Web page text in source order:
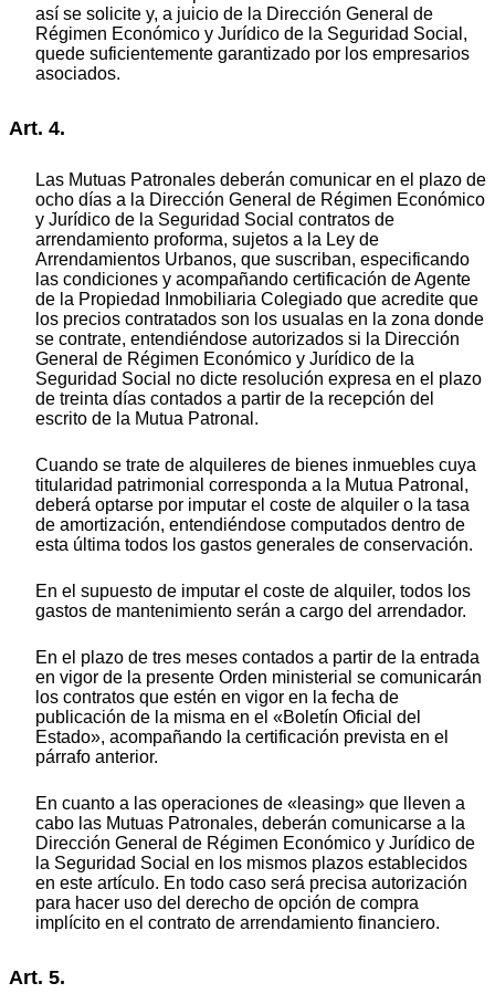
así se solicite y, a juicio de la Dirección General de
Régimen Económico y Jurídico de la Seguridad Social,
quede suficientemente garantizado por los empresarios
asociados.
Art. 4.
Las Mutuas Patronales deberán comunicar en el plazo de
ocho días a la Dirección General de Régimen Económico
y Jurídico de la Seguridad Social contratos de
arrendamiento proforma, sujetos a la Ley de
Arrendamientos Urbanos, que suscriban, especificando
las condiciones y acompañando certificación de Agente
de la Propiedad Inmobiliaria Colegiado que acredite que
los precios contratados son los usualas en la zona donde
se contrate, entendiéndose autorizados si la Dirección
General de Régimen Económico y Jurídico de la
Seguridad Social no dicte resolución expresa en el plazo
de treinta días contados a partir de la recepción del
escrito de la Mutua Patronal.
Cuando se trate de alquileres de bienes inmuebles cuya
titularidad patrimonial corresponda a la Mutua Patronal,
deberá optarse por imputar el coste de alquiler o la tasa
de amortización, entendiéndose computados dentro de
esta última todos los gastos generales de conservación.
En el supuesto de imputar el coste de alquiler, todos los
gastos de mantenimiento serán a cargo del arrendador.
En el plazo de tres meses contados a partir de la entrada
en vigor de la presente Orden ministerial se comunicarán
los contratos que estén en vigor en la fecha de
publicación de la misma en el «Boletín Oficial del
Estado», acompañando la certificación prevista en el
párrafo anterior.
En cuanto a las operaciones de «leasing» que lleven a
cabo las Mutuas Patronales, deberán comunicarse a la
Dirección General de Régimen Económico y Jurídico de
la Seguridad Social en los mismos plazos establecidos
en este artículo. En todo caso será precisa autorización
para hacer uso del derecho de opción de compra
implícito en el contrato de arrendamiento financiero.
Art. 5.